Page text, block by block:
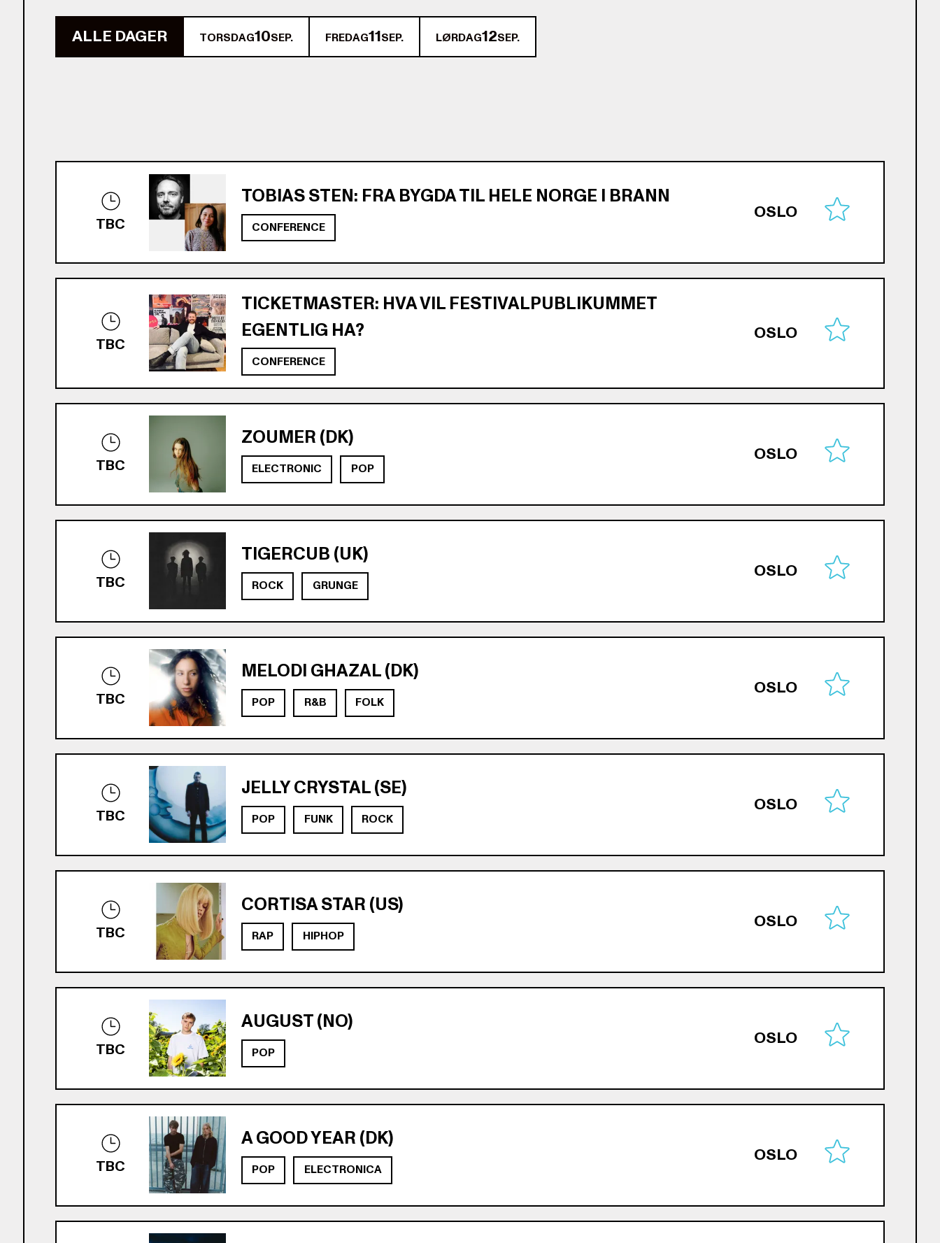
ALLE DAGER TORSDAG10SEP. FREDAG11SEP. LØRDAG12SEP.
TBC
TOBIAS STEN: FRA BYGDA TIL HELE NORGE I BRANN
CONFERENCE
OSLO
TBC
TICKETMASTER: HVA VIL FESTIVALPUBLIKUMMET
EGENTLIG HA?
CONFERENCE
OSLO
TBC
ZOUMER (DK)
ELECTRONIC POP
OSLO
TBC
TIGERCUB (UK)
ROCK GRUNGE
OSLO
TBC
MELODI GHAZAL (DK)
POP R&B FOLK
OSLO
TBC
JELLY CRYSTAL (SE)
POP FUNK ROCK
OSLO
TBC
CORTISA STAR (US)
RAP HIPHOP
OSLO
TBC
AUGUST (NO)
POP
OSLO
TBC
A GOOD YEAR (DK)
POP ELECTRONICA
OSLO